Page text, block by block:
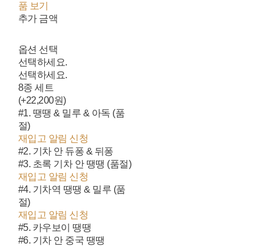
품 보기
추가 금액
옵션 선택
선택하세요.
선택하세요.
8종 세트
(+22,200원)
#1. 땡땡 & 밀루 & 아독 (품
절)
재입고 알림 신청
#2. 기차 안 듀퐁 & 뒤퐁
#3. 초록 기차 안 땡땡 (품절)
재입고 알림 신청
#4. 기차역 땡땡 & 밀루 (품
절)
재입고 알림 신청
#5. 카우보이 땡땡
#6. 기차 안 중국 땡땡